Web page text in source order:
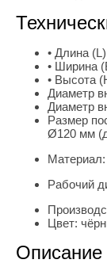
• Длина
• Ширина
• Высота
Диаметр
Диаметр
Размер
Ø120 мм
Материал:
Рабочий
Цвет:
Описание